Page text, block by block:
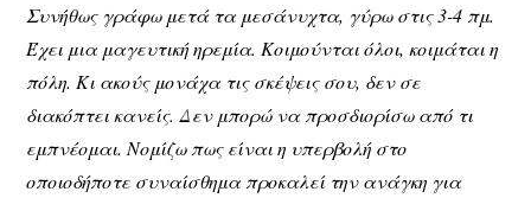
Συνήθως γράφω μετά τα μεσάνυχτα, γύρω στις 3-4 πμ.
Έχει μια μαγευτική ηρεμία. Κοιμούνται όλοι, κοιμάται η
πόλη. Κι ακούς μονάχα τις σκέψεις σου, δεν σε
διακόπτει κανείς. Δεν μπορώ να προσδιορίσω από τι
εμπνέομαι. Νομίζω πως είναι η υπερβολή στο
οποιοδήποτε συναίσθημα προκαλεί την ανάγκη για